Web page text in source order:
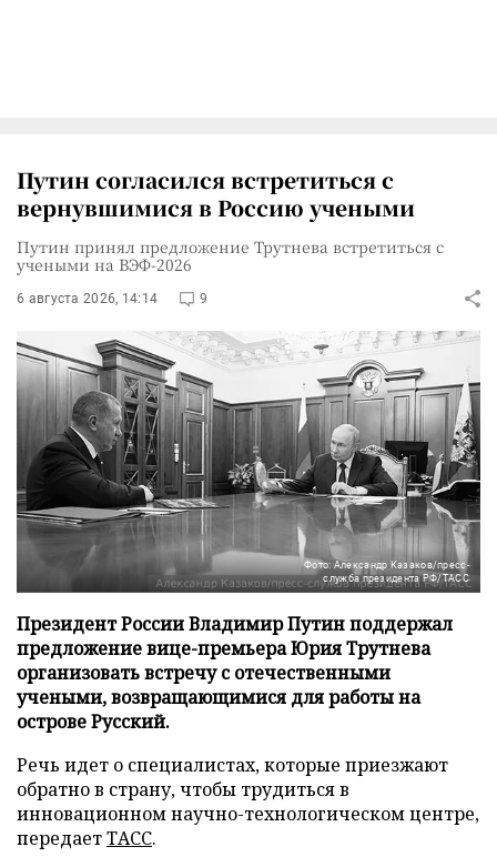
Путин согласился встретиться с
вернувшимися в Россию учеными
Путин принял предложение Трутнева встретиться с
учеными на ВЭФ-2026
6 августа 2026, 14:14 9
Фото: Александр Казаков/пресс-
служба президента РФ/ТАСС
Президент России Владимир Путин поддержал
предложение вице-премьера Юрия Трутнева
организовать встречу с отечественными
учеными, возвращающимися для работы на
острове Русский.
Речь идет о специалистах, которые приезжают
обратно в страну, чтобы трудиться в
инновационном научно-технологическом центре,
передаетТАСС.